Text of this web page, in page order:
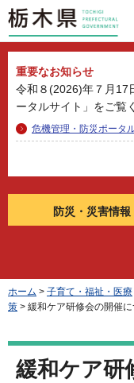
栃木県
重要なお知らせ
令和８(2026)年７月17
ータルサイト」をご覧
危機管理・防災ポータ
防災・ 災害情報
ホーム > 子育て・福祉・医療
策 > 緩和ケア研修会の開催に
緩和ケア研